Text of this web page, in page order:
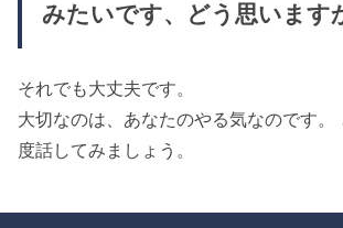
みたいです、どう思います
それでも大丈夫です。
大切なのは、あなたのやる気なのです。
度話してみましょう。